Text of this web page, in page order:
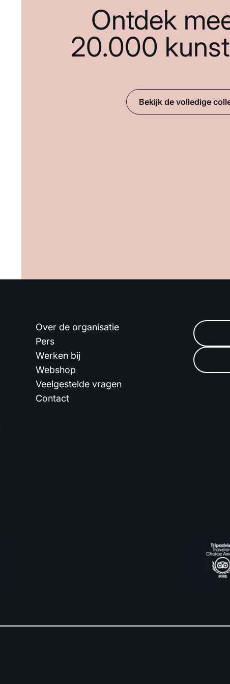
Ontdek
20.000
Bekijk de volledige
Over de organisatie
Pers
Werken bij
Webshop
Veelgestelde vragen
Contact